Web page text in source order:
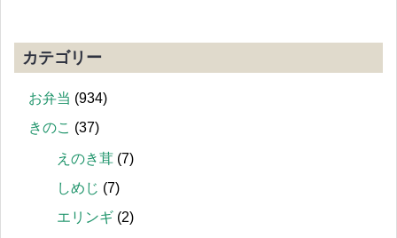
カテゴリー
お弁当 (934)
きのこ (37)
えのき茸 (7)
しめじ (7)
エリンギ (2)